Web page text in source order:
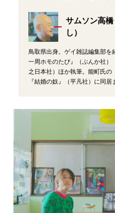
サムソン高
し）
鳥取県出身。ゲイ雑誌編集部を
一周ホモのたび』（ぶんか社）
之日本社）ほか執筆。能町氏
『結婚の奴』（平凡社）に同居